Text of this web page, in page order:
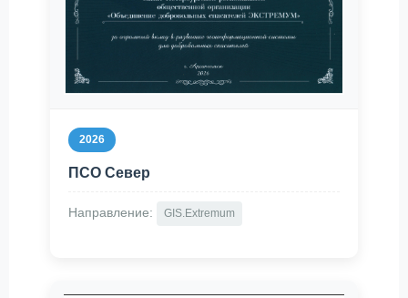
2026
ПСО Север
Направление: GIS.Extremum